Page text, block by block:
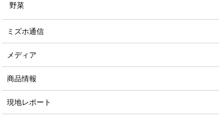
野菜
ミズホ通信
メディア
商品情報
現地レポート